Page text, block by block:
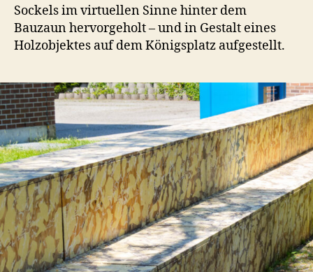
Sockels im virtuellen Sinne hinter dem
Bauzaun hervorgeholt – und in Gestalt eines
Holzobjektes auf dem Königsplatz aufgestellt.